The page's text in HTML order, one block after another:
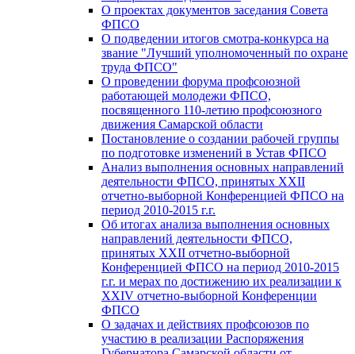
О проектах документов заседания Совета
ФПСО
О подведении итогов смотра-конкурса на
звание "Лучший уполномоченный по охране
труда ФПСО"
О проведении форума профсоюзной
работающей молодежи ФПСО,
посвященного 110-летию профсоюзного
движения Самарской области
Постановление о создании рабочей группы
по подготовке изменений в Устав ФПСО
Анализ выполнения основных направлений
деятельности ФПСО, принятых XXII
отчетно-выборной Конференцией ФПСО на
период 2010-2015 г.г.
Об итогах анализа выполнения основных
направлений деятельности ФПСО,
принятых XXII отчетно-выборной
Конференцией ФПСО на период 2010-2015
г.г. и мерах по достижению их реализации к
XXIV отчетно-выборной Конференции
ФПСО
О задачах и действиях профсоюзов по
участию в реализации Распоряжения